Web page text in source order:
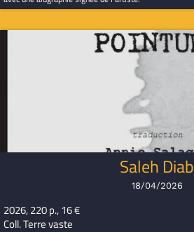
Saleh Diab
18/04/2026
2026, 220 p., 16 €
Coll. Terre vaste